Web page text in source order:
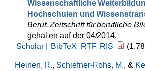
Wissenschaftliche
Hochschulen und
Beruf. Zeitschrift für berufliche
gehalten auf der 04/2014.
Scholar |
BibTeX RTF RIS
Heinen, R., Schiefner-Rohs, M., &